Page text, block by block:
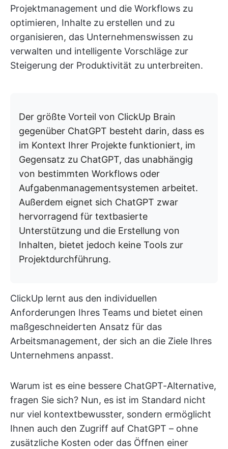
Projektmanagement und die Workflows zu
optimieren, Inhalte zu erstellen und zu
organisieren, das Unternehmenswissen zu
verwalten und intelligente Vorschläge zur
Steigerung der Produktivität zu unterbreiten.
Der größte Vorteil von ClickUp Brain
gegenüber ChatGPT besteht darin, dass es
im Kontext Ihrer Projekte funktioniert, im
Gegensatz zu ChatGPT, das unabhängig
von bestimmten Workflows oder
Aufgabenmanagementsystemen arbeitet.
Außerdem eignet sich ChatGPT zwar
hervorragend für textbasierte
Unterstützung und die Erstellung von
Inhalten, bietet jedoch keine Tools zur
Projektdurchführung.
ClickUp lernt aus den individuellen
Anforderungen Ihres Teams und bietet einen
maßgeschneiderten Ansatz für das
Arbeitsmanagement, der sich an die Ziele Ihres
Unternehmens anpasst.
Warum ist es eine bessere ChatGPT-Alternative,
fragen Sie sich? Nun, es ist im Standard nicht
nur viel kontextbewusster, sondern ermöglicht
Ihnen auch den Zugriff auf ChatGPT – ohne
zusätzliche Kosten oder das Öffnen einer